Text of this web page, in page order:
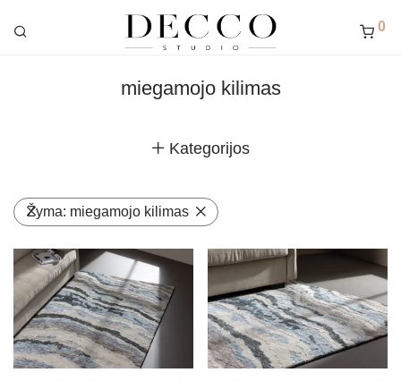
0
miegamojo kilimas
Kategorijos
Žyma: miegamojo kilimas